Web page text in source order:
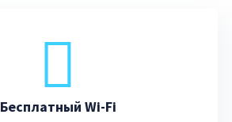
Бесплатный Wi-Fi